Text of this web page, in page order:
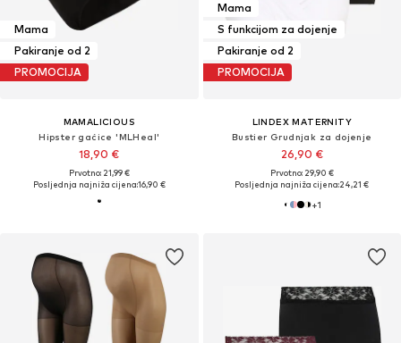
Mama
Pakiranje od 2
PROMOCIJA
MAMALICIOUS
Hipster gaćice 'MLHeal'
18,90 €
Prvotno: 21,99 €
Posljednja najniža cijena:16,90 €
Mama
S funkcijom za dojenje
Pakiranje od 2
PROMOCIJA
LINDEX MATERNITY
Bustier Grudnjak za dojenje
26,90 €
Prvotno: 29,90 €
Posljednja najniža cijena:24,21 €
+1